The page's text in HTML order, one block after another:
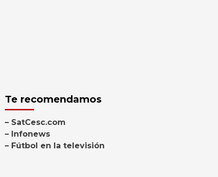
Te recomendamos
– SatCesc.com
– Infonews
– Fútbol en la televisión